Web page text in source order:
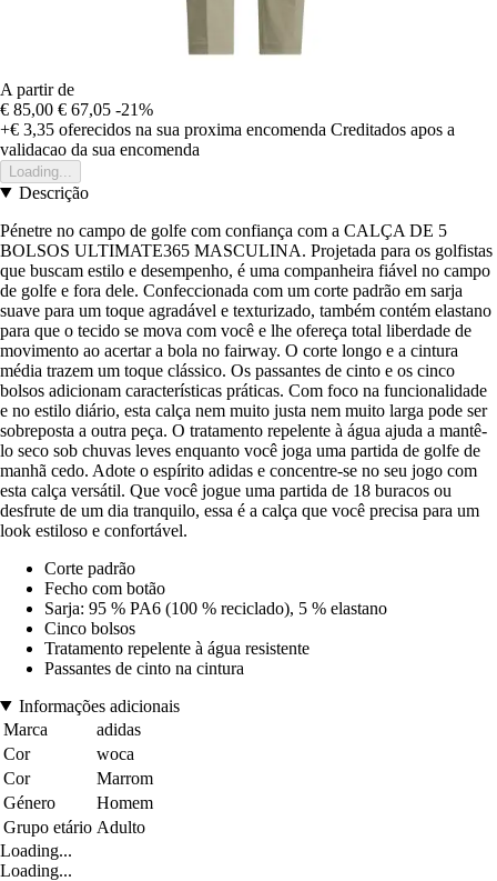
A partir de
€ 85,00 € 67,05 -21%
+€ 3,35 oferecidos na sua proxima encomenda Creditados apos a
validacao da sua encomenda
Loading...
Descrição
Pénetre no campo de golfe com confiança com a CALÇA DE 5
BOLSOS ULTIMATE365 MASCULINA. Projetada para os golfistas
que buscam estilo e desempenho, é uma companheira fiável no campo
de golfe e fora dele. Confeccionada com um corte padrão em sarja
suave para um toque agradável e texturizado, também contém elastano
para que o tecido se mova com você e lhe ofereça total liberdade de
movimento ao acertar a bola no fairway. O corte longo e a cintura
média trazem um toque clássico. Os passantes de cinto e os cinco
bolsos adicionam características práticas. Com foco na funcionalidade
e no estilo diário, esta calça nem muito justa nem muito larga pode ser
sobreposta a outra peça. O tratamento repelente à água ajuda a mantê-
lo seco sob chuvas leves enquanto você joga uma partida de golfe de
manhã cedo. Adote o espírito adidas e concentre-se no seu jogo com
esta calça versátil. Que você jogue uma partida de 18 buracos ou
desfrute de um dia tranquilo, essa é a calça que você precisa para um
look estiloso e confortável.
Corte padrão
Fecho com botão
Sarja: 95 % PA6 (100 % reciclado), 5 % elastano
Cinco bolsos
Tratamento repelente à água resistente
Passantes de cinto na cintura
Informações adicionais
Marca
adidas
Cor
woca
Cor
Marrom
Género
Homem
Grupo etário Adulto
Loading...
Loading...